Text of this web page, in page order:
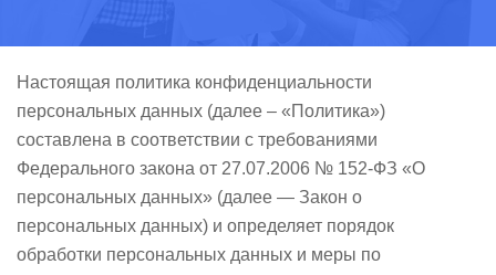
Настоящая политика конфиденциальности
персональных данных (далее – «Политика»)
составлена в соответствии с требованиями
Федерального закона от 27.07.2006 № 152-ФЗ «О
персональных данных» (далее — Закон о
персональных данных) и определяет порядок
обработки персональных данных и меры по